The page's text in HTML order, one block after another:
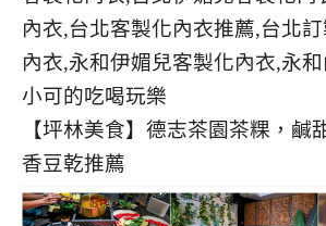
【坪林美食】德志茶園茶粿，鹹
香豆乾推薦